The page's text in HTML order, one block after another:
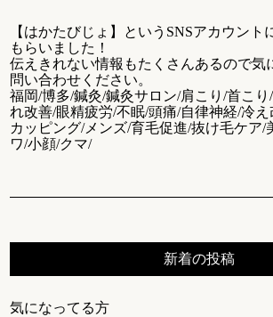
【はかたびじょ】というSNSアカウント
もらいました！
伝えきれない情報もたくさんあるので気
問い合わせください。
福岡/博多/鍼灸/鍼灸サロン/肩こり/首こ
れ改善/眼精疲労/不眠/頭痛/自律神経/冷
カッピング/メンズ/育毛促進/抜け毛ケア/
ワ/小顔/クマ/
新着の投稿
気になってる方